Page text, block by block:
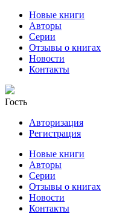
Новые книги
Авторы
Серии
Отзывы о книгах
Новости
Контакты
Гость
Авторизация
Регистрация
Новые книги
Авторы
Серии
Отзывы о книгах
Новости
Контакты